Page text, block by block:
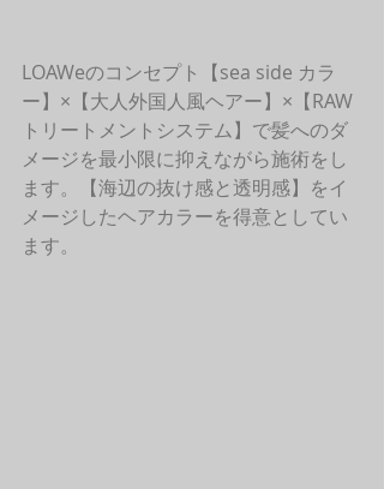
LOAWeのコンセプト【sea side カラ
ー】×【大人外国人風ヘアー】×【RAW
トリートメントシステム】で髪へのダ
メージを最小限に抑えながら施術をし
ます。【海辺の抜け感と透明感】をイ
メージしたヘアカラーを得意としてい
ます。